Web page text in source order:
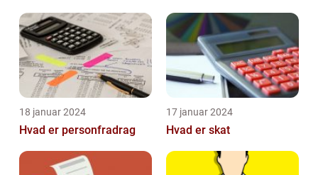
18 januar 2024
Hvad er personfradrag
17 januar 2024
Hvad er skat